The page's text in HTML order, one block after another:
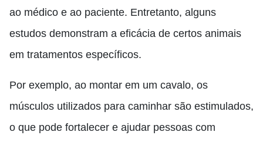
ao médico e ao paciente. Entretanto, alguns
estudos demonstram a eficácia de certos animais
em tratamentos específicos.
Por exemplo, ao montar em um cavalo, os
músculos utilizados para caminhar são estimulados,
o que pode fortalecer e ajudar pessoas com